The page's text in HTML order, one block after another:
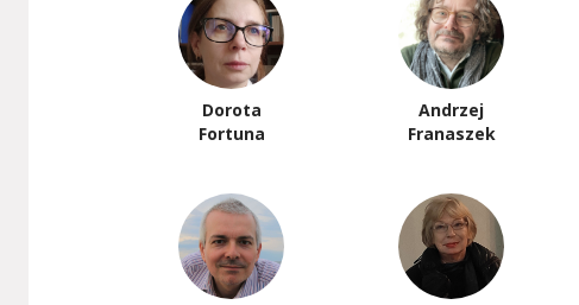
Dorota
Fortuna
Andrzej
Franaszek